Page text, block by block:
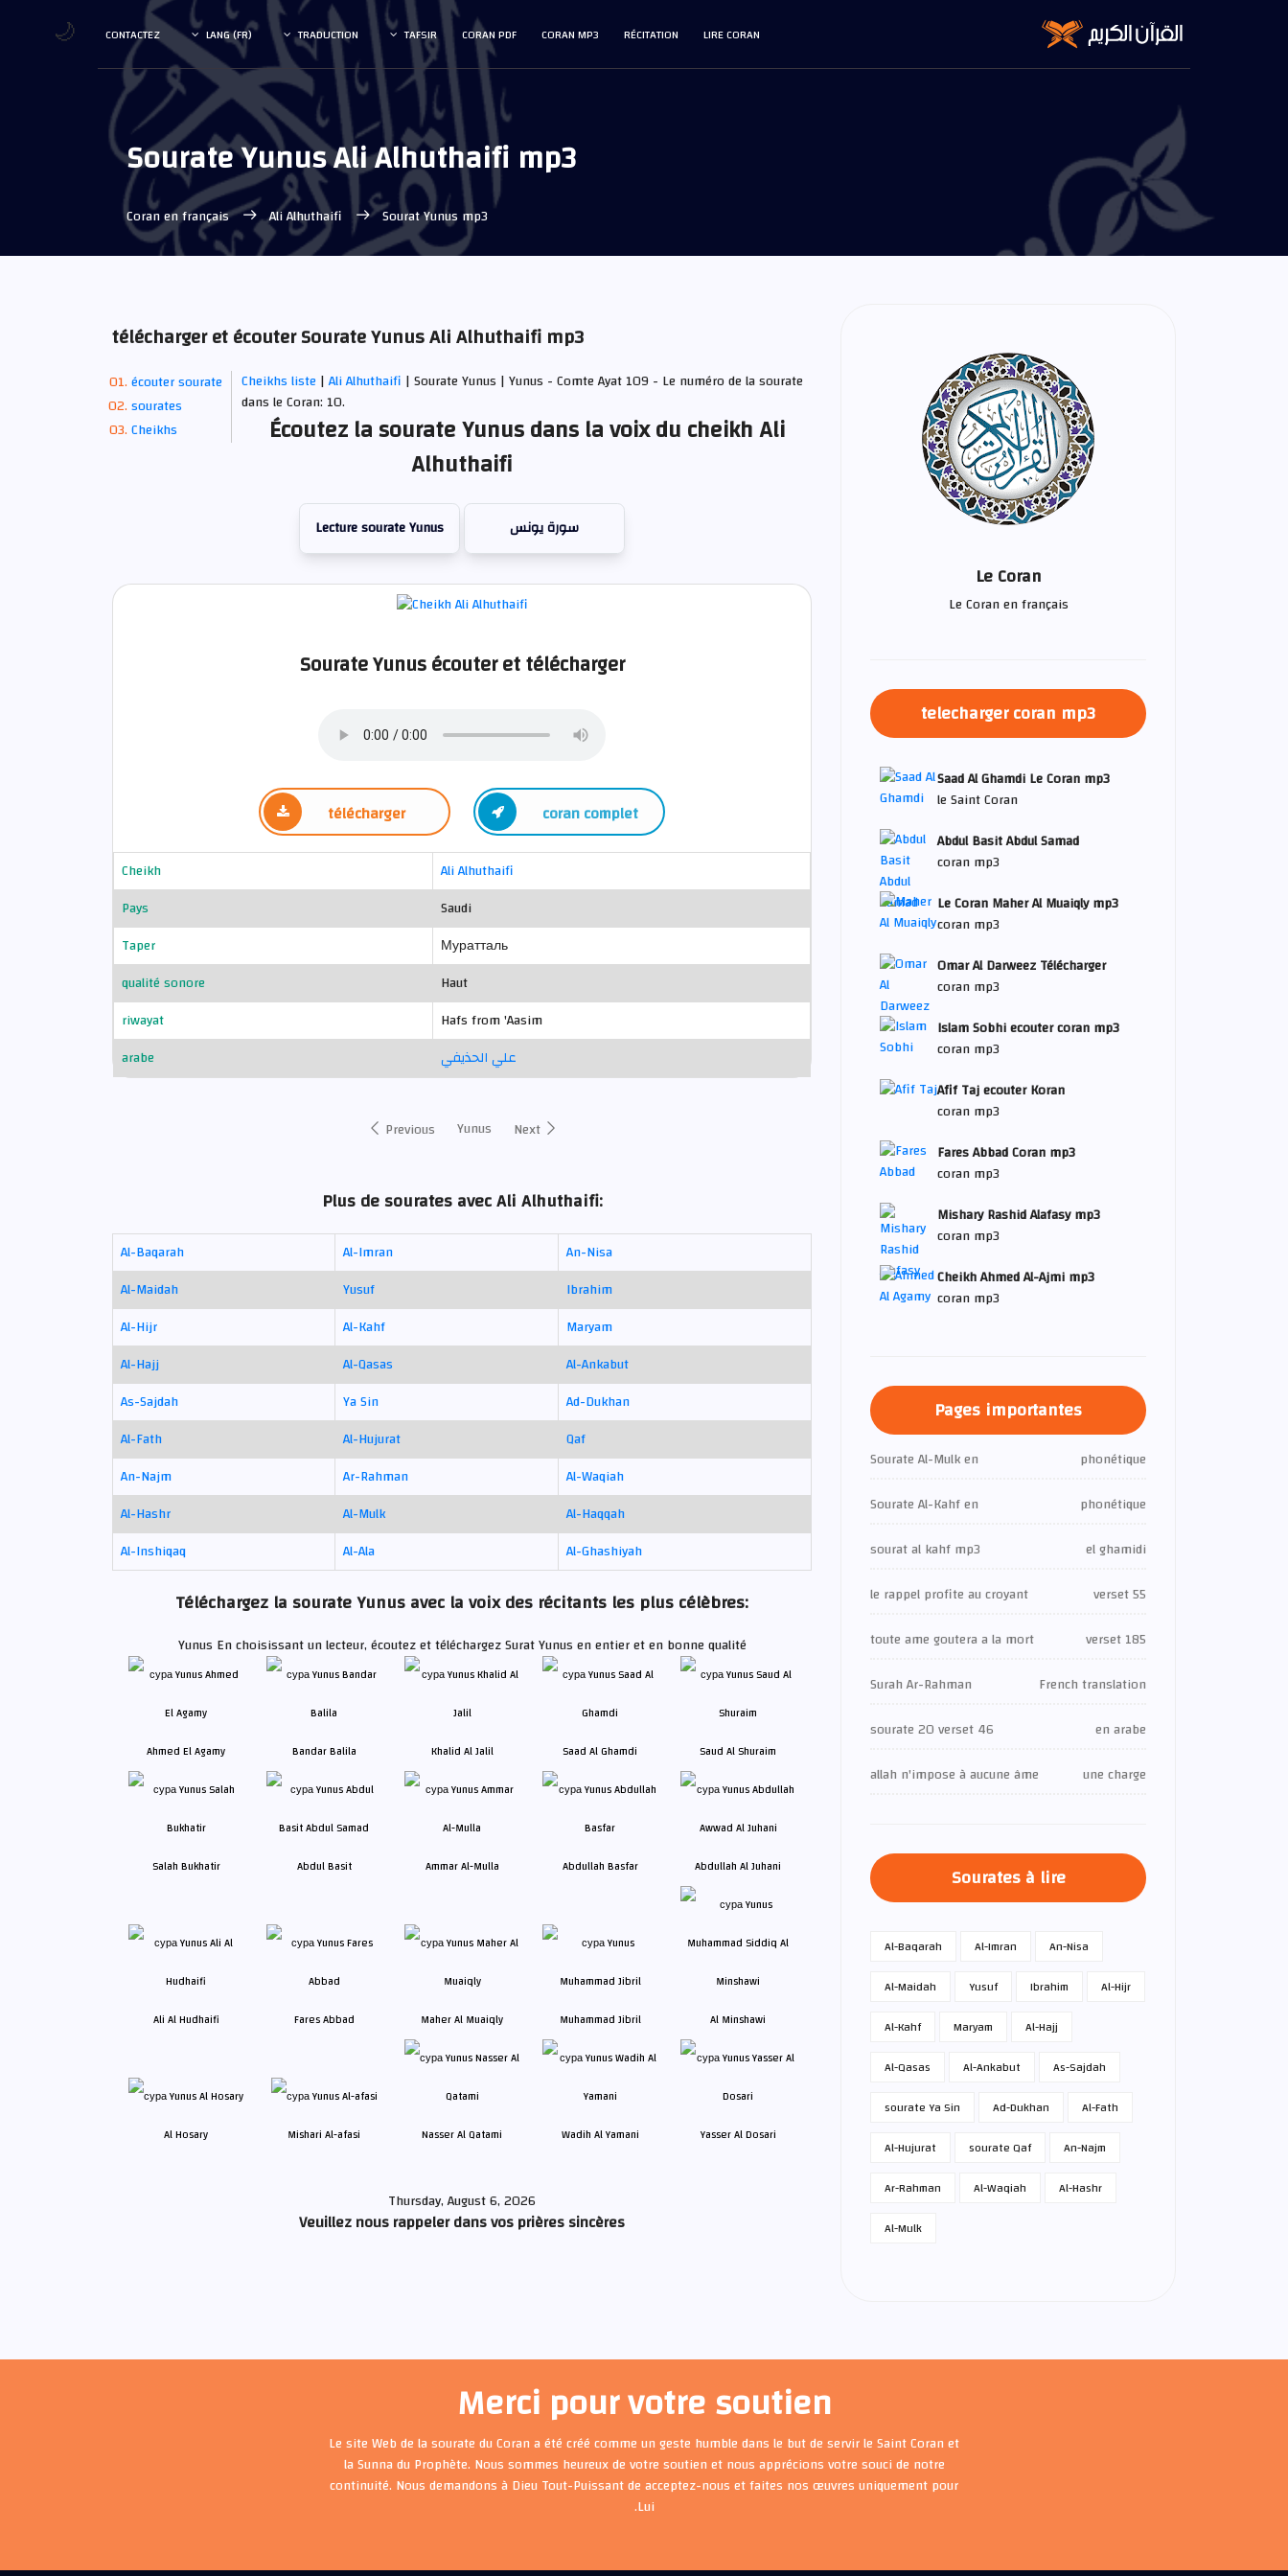
LIRE CORAN
RÉCITATION
CORAN MP3
CORAN PDF
TAFSIR
TRADUCTION
LANG (FR)
CONTACTEZ
Sourate Yunus Ali Alhuthaifi mp3
Coran en français Ali Alhuthaifi Sourat Yunus mp3
télécharger et écouter Sourate Yunus Ali Alhuthaifi mp3
écouter sourate
sourates
Cheikhs
Cheikhs liste |Ali Alhuthaifi | Sourate Yunus | Yunus - Comte Ayat 109 - Le numéro de la sourate
dans le Coran: 10.
Écoutez la sourate Yunus dans la voix du cheikh Ali
Alhuthaifi
Lecture sourate Yunus سورة يونس
Sourate Yunus écouter et télécharger
télécharger coran complet
Cheikh
Ali Alhuthaifi
Pays
Saudi
Taper
Муратталь
qualité sonore
Haut
riwayat
Hafs from 'Aasim
arabe
علي الحذيفي
Previous Yunus Next
Plus de sourates avec Ali Alhuthaifi:
Al-Baqarah Al-Imran
An-Nisa
Al-Maidah
Yusuf
Ibrahim
Al-Hijr
Al-Kahf
Maryam
Al-Hajj
Al-Qasas
Al-Ankabut
As-Sajdah
Ya Sin
Ad-Dukhan
Al-Fath
Al-Hujurat
Qaf
An-Najm
Ar-Rahman
Al-Waqiah
Al-Hashr
Al-Mulk
Al-Haqqah
Al-Inshiqaq
Al-Ala Al-Ghashiyah
Téléchargez la sourate Yunus avec la voix des récitants les plus célèbres:
Yunus En choisissant un lecteur, écoutez et téléchargez Surat Yunus en entier et en bonne qualité
Ahmed El Agamy Bandar Balila Khalid Al Jalil Saad Al Ghamdi Saud Al Shuraim
Salah Bukhatir Abdul Basit Ammar Al-Mulla Abdullah Basfar Abdullah Al Juhani
Ali Al Hudhaifi Fares Abbad Maher Al Muaiqly Muhammad Jibril Al Minshawi
Al Hosary Mishari Al-afasi Nasser Al Qatami Wadih Al Yamani Yasser Al Dosari
Thursday, August 6, 2026
Veuillez nous rappeler dans vos prières sincères
Le Coran
Le Coran en français
telecharger coran mp3
Saad Al Ghamdi Le Coran mp3
le Saint Coran
Abdul Basit Abdul Samad
coran mp3
Le Coran Maher Al Muaiqly mp3
coran mp3
Omar Al Darweez Télécharger
coran mp3
Islam Sobhi ecouter coran mp3
coran mp3
Afif Taj ecouter Koran
coran mp3
Fares Abbad Coran mp3
coran mp3
Mishary Rashid Alafasy mp3
coran mp3
Cheikh Ahmed Al-Ajmi mp3
coran mp3
Pages importantes
Sourate Al-Mulk en
phonétique
Sourate Al-Kahf en
phonétique
sourat al kahf mp3
el ghamidi
le rappel profite au croyant
verset 55
toute ame goutera a la mort
verset 185
Surah Ar-Rahman
French translation
sourate 20 verset 46
en arabe
allah n'impose à aucune âme
une charge
Sourates à lire
Al-Baqarah Al-Imran
An-Nisa
Al-Maidah
Yusuf Ibrahim
Al-Hijr
Al-Kahf
Maryam
Al-Hajj
Al-Qasas
Al-Ankabut
As-Sajdah
sourate Ya Sin
Ad-Dukhan
Al-Fath
Al-Hujurat
sourate Qaf
An-Najm
Ar-Rahman
Al-Waqiah
Al-Hashr
Al-Mulk
Merci pour votre soutien
Le site Web de la sourate du Coran a été créé comme un geste humble dans le but de servir le Saint Coran et
la Sunna du Prophète. Nous sommes heureux de votre soutien et nous apprécions votre souci de notre
continuité. Nous demandons à Dieu Tout-Puissant de acceptez-nous et faites nos œuvres uniquement pour
Lui.
🌙